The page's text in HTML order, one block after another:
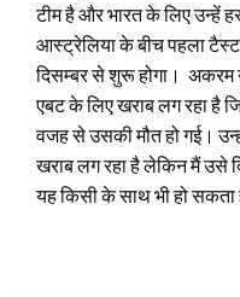
टीम है और भारत के लिए उन्हें
आस्ट्रेलिया के बीच पहला
दिसम्बर से शुरू होगा। अकरम
एबट के लिए खराब लग रहा है
वजह से उसकी मौत हो गई।
खराब लग रहा है लेकिन मैं उसे
यह किसी के साथ भी हो